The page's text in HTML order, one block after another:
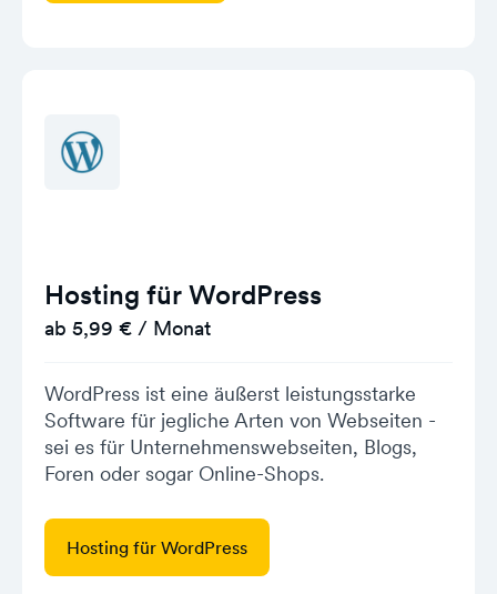
Hosting für WordPress
ab 5,99 € / Monat
WordPress ist eine äußerst leistungsstarke
Software für jegliche Arten von Webseiten -
sei es für Unternehmenswebseiten, Blogs,
Foren oder sogar Online-Shops.
Hosting für WordPress